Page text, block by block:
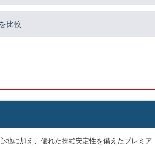
比較
地に加え、優れた操縦安定性を備えたプレミア